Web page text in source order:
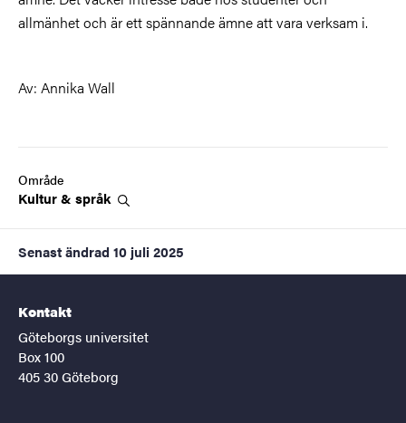
allmänhet och är ett spännande ämne att vara verksam i.
Av: Annika Wall
Område
Kultur & språk
Senast ändrad 10 juli 2025
Kontakt
Göteborgs universitet
Box 100
405 30 Göteborg